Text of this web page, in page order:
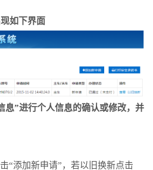
如下界面
息”进行个人信息的确认或修改，并
“添加新申请”，若以旧换新点击